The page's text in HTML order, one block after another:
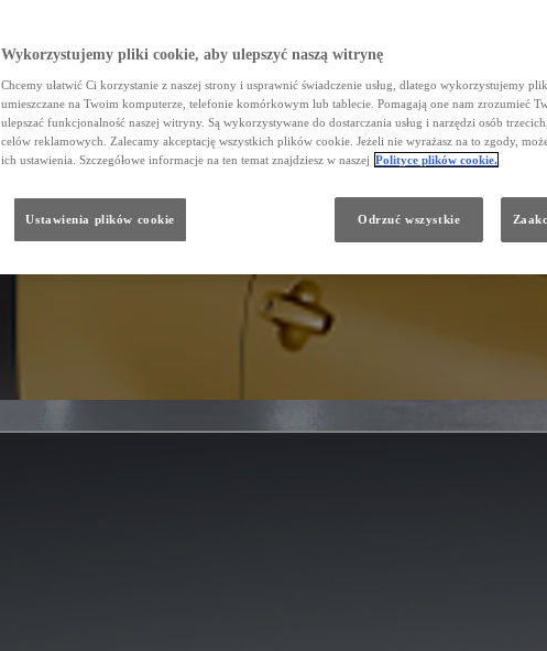
Wykorzystujemy pliki cookie, aby ulepszyć naszą witrynę
Chcemy ułatwić Ci korzystanie z naszej strony i usprawnić świadczenie usług, dlatego wykorzystujemy
umieszczane na Twoim komputerze, telefonie komórkowym lub tablecie. Pomagają one nam zrozumieć
ulepszać funkcjonalność naszej witryny. Są wykorzystywane do dostarczania usług i narzędzi osób
celów reklamowych. Zalecamy akceptację wszystkich plików cookie. Jeżeli nie wyrażasz na to zgody,
ich ustawienia. Szczegółowe informacje na ten temat znajdziesz w naszej Polityce plików cookie.
Odrzuć wszystkie
Ustawienia plików cookie